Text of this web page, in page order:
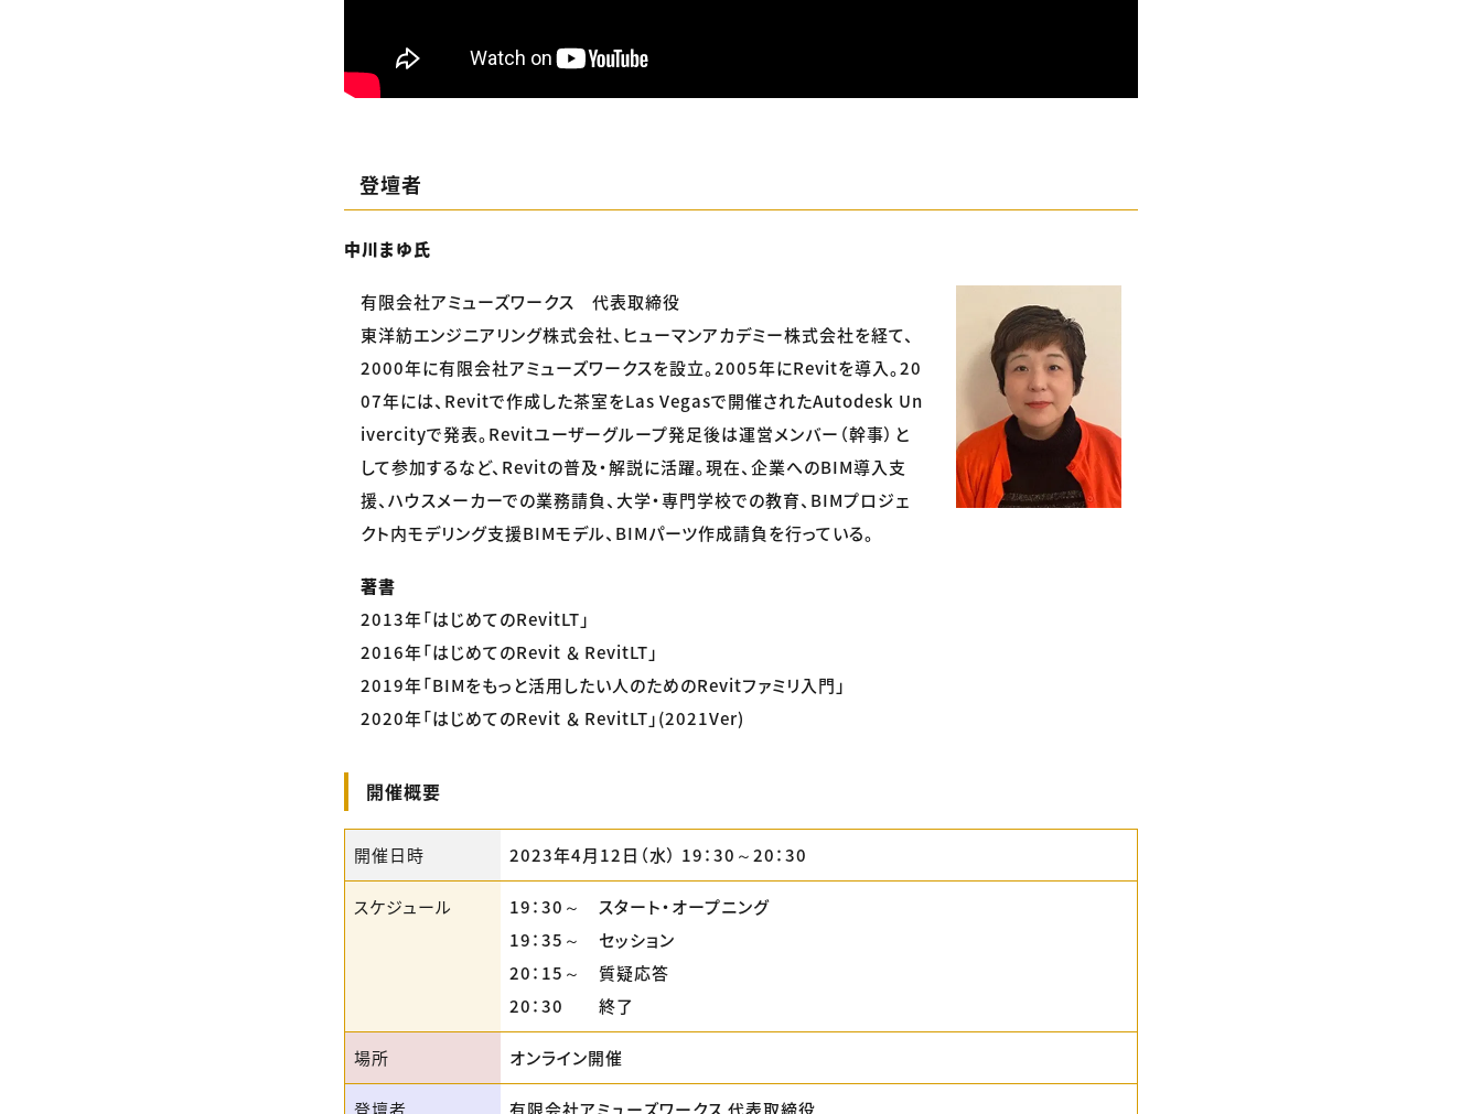
登壇者
中川まゆ氏
有限会社アミューズワークス 代表取締役
東洋紡エンジニアリング株式会社、ヒューマンアカデミー株式会社を経て、
2000年に有限会社アミューズワークスを設立。2005年にRevitを導入。20
07年には、Revitで作成した茶室をLas Vegasで開催されたAutodesk Un
ivercityで発表。Revitユーザーグループ発足後は運営メンバー（幹事）と
して参加するなど、Revitの普及・解説に活躍。現在、企業へのBIM導入支
援、ハウスメーカーでの業務請負、大学・専門学校での教育、BIMプロジェ
クト内モデリング支援BIMモデル、BIMパーツ作成請負を行っている。
著書
2013年「はじめてのRevitLT」
2016年「はじめてのRevit ＆ RevitLT」
2019年「BIMをもっと活用したい人のためのRevitファミリ入門」
2020年「はじめてのRevit ＆ RevitLT」(2021Ver)
開催概要
開催日時 2023年4月12日（水） 19：30～20：30
スケジュール
19：30～ スタート・オープニング
19：35～ セッション
20：15～ 質疑応答
20：30 終了
場所 オンライン開催
登壇者
有限会社アミューズワークス 代表取締役